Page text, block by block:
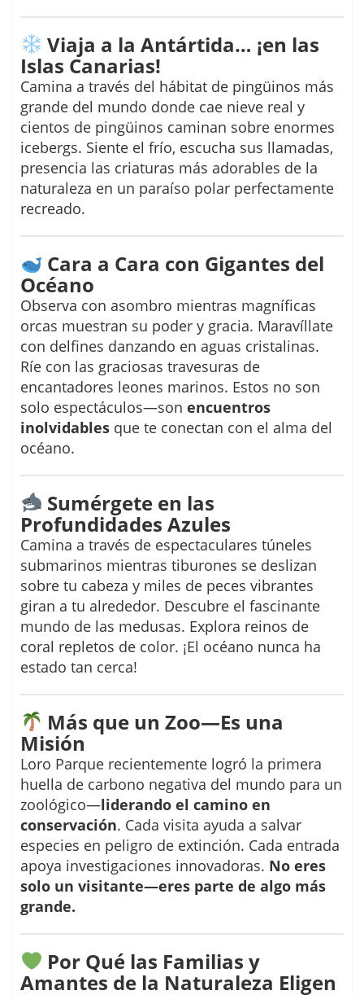
Viaja a la Antártida… ¡en las
Islas Canarias!
Camina a través del hábitat de pingüinos más
grande del mundo donde cae nieve real y
cientos de pingüinos caminan sobre enormes
icebergs. Siente el frío, escucha sus llamadas,
presencia las criaturas más adorables de la
naturaleza en un paraíso polar perfectamente
recreado.
Cara a Cara con Gigantes del
Océano
Observa con asombro mientras magníficas
orcas muestran su poder y gracia. Maravíllate
con delfines danzando en aguas cristalinas.
Ríe con las graciosas travesuras de
encantadores leones marinos. Estos no son
solo espectáculos—son encuentros
inolvidables que te conectan con el alma del
océano.
Sumérgete en las
Profundidades Azules
Camina a través de espectaculares túneles
submarinos mientras tiburones se deslizan
sobre tu cabeza y miles de peces vibrantes
giran a tu alrededor. Descubre el fascinante
mundo de las medusas. Explora reinos de
coral repletos de color. ¡El océano nunca ha
estado tan cerca!
Más que un Zoo—Es una
Misión
Loro Parque recientemente logró la primera
huella de carbono negativa del mundo para un
zoológico—liderando el camino en
conservación. Cada visita ayuda a salvar
especies en peligro de extinción. Cada entrada
apoya investigaciones innovadoras. No eres
solo un visitante—eres parte de algo más
grande.
Por Qué las Familias y
Amantes de la Naturaleza Eligen